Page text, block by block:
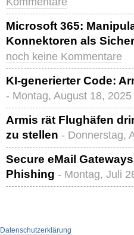
Microsoft 365:
Konnektoren als
noch keine Kommentare
KI-generierter Code:
- Montag, August 18,
Armis rät Flughäfen
zu stellen - Donnerstag,
Secure eMail
Phishing - Montag, Juli
Datenschutzerklärung